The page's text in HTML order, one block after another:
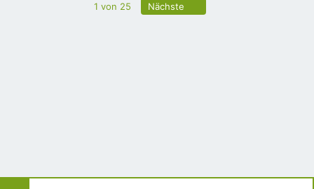
1 von 25 Nächste